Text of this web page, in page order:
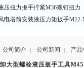
压扭力扳手拧紧M36螺钉扭力
电塔筒安装液压力矩扳手M22-
公司简介 | 公司新闻 | 产品
大型螺栓液压扳手工具